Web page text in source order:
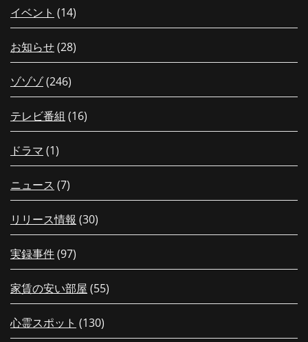
イベント (14)
お知らせ(28)
ゾゾゾ(246)
テレビ番組 (16)
ドラマ (1)
ニュース (7)
リリース情報 (30)
実録事件(97)
家賃の安い部屋 (55)
心霊スポット (130)